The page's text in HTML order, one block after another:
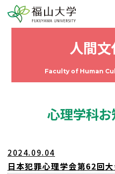
人間
Faculty of Human
心理学科
2024.09.04
日本犯罪心理学会第62回